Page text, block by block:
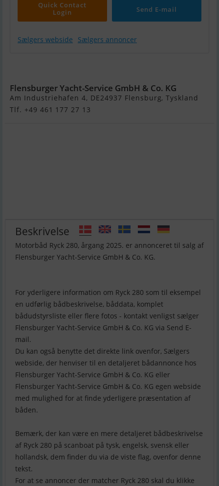
Quick Contact
Login
Send E-mail
Sælgers webside Sælgers annoncer
Flensburger Yacht-Service GmbH & Co. KG
Am Industriehafen 4, DE24937 Flensburg, Tyskland
Tlf. +49 461 177 27 13
Beskrivelse
Motorbåd Ryck 280, årgang 2025. er annonceret til salg af
Flensburger Yacht-Service GmbH & Co. KG.
For yderligere information om Ryck 280 som til eksempel
en udførlig bådbeskrivelse, båddata, komplet
bådudstyrsliste eller flere fotos - kontakt venligst sælger
Flensburger Yacht-Service GmbH & Co. KG via Send E-
mail.
Du kan også benytte det direkte link ovenfor, Sælgers
webside, der henviser til en detaljeret bådannonce hos
Flensburger Yacht-Service GmbH & Co. KG eller
Flensburger Yacht-Service GmbH & Co. KG egen webside
med mulighed for at finde yderligere præsentation af
båden.
Bemærk, der kan være en mere detaljeret bådbeskrivelse
af Ryck 280 på scanboat på tysk, engelsk, svensk eller
hollandsk, dem finder du via de viste flag, ovenfor denne
tekst.
For at se annoncer der matcher Ryck 280 skal du klikke